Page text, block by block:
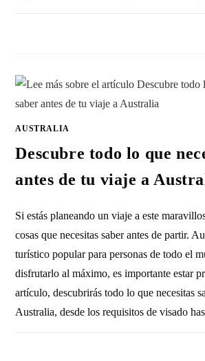
AUSTRALIA
Descubre todo lo que
antes de tu viaje a
Si estás planeando un viaje a este
cosas que necesitas saber antes de partir.
turístico popular para personas de todo el
disfrutarlo al máximo, es importante estar
artículo, descubrirás todo lo que necesitas
Australia, desde los requisitos de visado